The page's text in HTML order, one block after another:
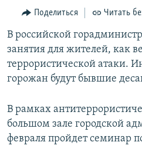
навигации
Вернутся
поиску
11 ЛЕТ ОККУПАЦИИ КРЫМА. 11
ЕЩЕ
ИНТЕРАКТИВ
ИНФОГРАФИКА
ТЕЛЕПРОЕКТ КРЫМ.РЕАЛИИ
ПОБЕДИТЕЛЕЙ НЕ СУДЯТ?
РАДІО СВОБОДА
КАК ОБОЙТИ БЛОКИРОВКУ
Українською
Qırımtatar
ПРИСОЕДИНЯЙТЕСЬ!
Поделиться Читать
В российской
занятия для жителей, как
террористической атаки.
горожан будут бывшие
В рамках
большом зале городской
февраля пройдет семинар